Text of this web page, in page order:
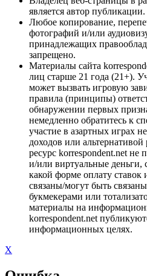
является автор публикации.
Любое копирование,
фотографий и/или
принадлежащих
запрещено.
Материалы сайта
лиц старше 21 года (21+).
может вызвать игровую
правила (принципы)
обнаружении первых
немедленно обратитесь к
участие в азартных играх
доходов или
ресурс korrespondent.net не
и/или виртуальные деньги,
какой форме оплату
связаны/могут быть
букмекерами или
материалы на
korrespondent.net
информационных целях.
X